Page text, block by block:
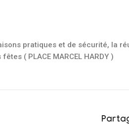
pratiques et de sécurité, la
( PLACE MARCEL HARDY )